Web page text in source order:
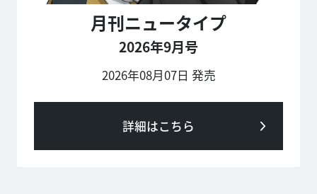
月刊ニュータイプ
2026年9月号
2026年08月07日 発売
詳細はこちら